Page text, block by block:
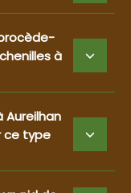
à
ce type